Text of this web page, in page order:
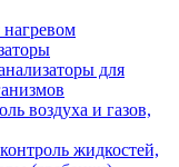
для
воздуха и газов,
жидкостей,